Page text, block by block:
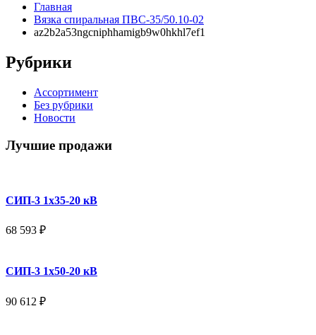
Главная
Вязка спиральная ПВС-35/50.10-02
az2b2a53ngcniphhamigb9w0hkhl7ef1
Рубрики
Ассортимент
Без рубрики
Новости
Лучшие продажи
СИП-3 1x35-20 кВ
68 593 ₽
СИП-3 1x50-20 кВ
90 612 ₽